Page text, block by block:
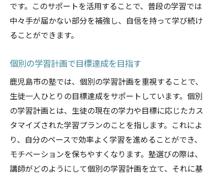
です。このサポートを活用することで、普段の学習では
中々手が届かない部分を補強し、自信を持って学び続け
ることができます。
個別の学習計画で目標達成を目指す
鹿児島市の塾では、個別の学習計画を重視することで、
生徒一人ひとりの目標達成をサポートしています。個別
の学習計画とは、生徒の現在の学力や目標に応じたカス
タマイズされた学習プランのことを指します。これによ
り、自分のペースで効率よく学習を進めることができ、
モチベーションを保ちやすくなります。塾選びの際は、
講師がどのようにして個別の学習計画を立て、それに基